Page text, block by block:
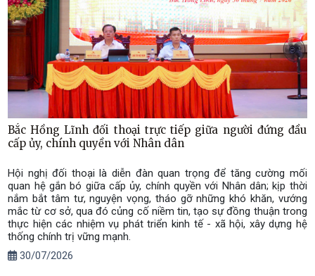
Bắc Hồng Lĩnh đối thoại trực tiếp giữa người đứng đầu
cấp ủy, chính quyền với Nhân dân
Hội nghị đối thoại là diễn đàn quan trọng để tăng cường mối
quan hệ gắn bó giữa cấp ủy, chính quyền với Nhân dân; kịp thời
nắm bắt tâm tư, nguyện vọng, tháo gỡ những khó khăn, vướng
mắc từ cơ sở, qua đó củng cố niềm tin, tạo sự đồng thuận trong
thực hiện các nhiệm vụ phát triển kinh tế - xã hội, xây dựng hệ
thống chính trị vững mạnh.
30/07/2026